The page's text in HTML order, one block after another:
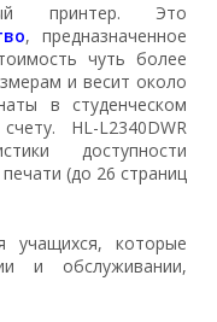
принтер. Это
, предназначенное
чуть более
и весит около
в студенческом
HL-L2340DWR
доступности
(до 26 страниц
учащихся, которые
и обслуживании,